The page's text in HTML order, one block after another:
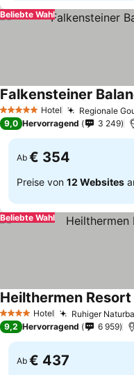
Beliebte Wahl
5 Sterne Hotel Regionale
Falkensteiner
9,0 Hervorragend 3 249
Ab € 354
Preise von 12 Websites
Beliebte Wahl
4 Sterne Hotel Ruhiger
Heilthermen
9,2 Hervorragend 6 959
Ab € 437